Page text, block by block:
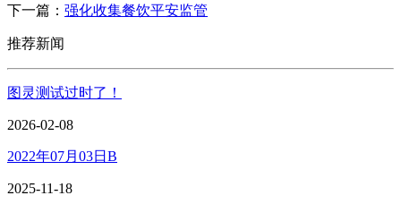
下一篇： 强化收集餐饮平安监管
推荐新闻
图灵测试过时了！
2026-02-08
2022年07月03日B
2025-11-18